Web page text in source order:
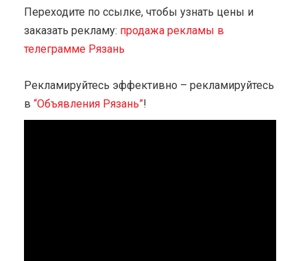
Переходите по ссылке, чтобы узнать цены и
заказать рекламу: продажа рекламы в
телеграмме Рязань
Рекламируйтесь эффективно – рекламируйтесь
в “Объявления Рязань”!